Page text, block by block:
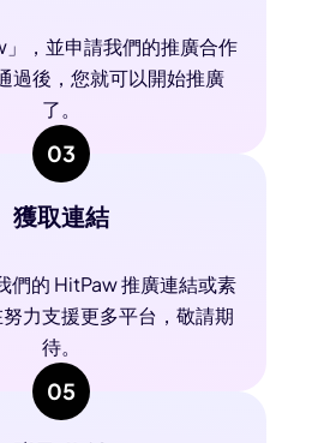
，並申請我們的推廣合作
過後，您就可以開始推廣
了。
03
獲取連結
們的 HitPaw 推廣連結或素
力支援更多平台，敬請期
待。
05